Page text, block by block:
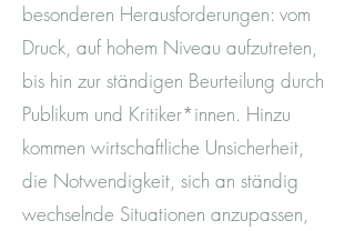
besonderen Herausforderungen: vom
Druck, auf hohem Niveau aufzutreten,
bis hin zur ständigen Beurteilung durch
Publikum und Kritiker*innen. Hinzu
kommen wirtschaftliche Unsicherheit,
die Notwendigkeit, sich an ständig
wechselnde Situationen anzupassen,